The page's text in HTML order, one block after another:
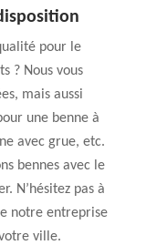
pour le
? Nous vous
mais aussi
une benne à
avec grue, etc.
bennes avec le
N’hésitez pas à
notre entreprise
ville.